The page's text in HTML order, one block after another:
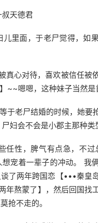
天德君
里面，于老尸觉得，如
真心对待，喜欢被信任被
~~嗯嗯，这种妹子当然是
老尸结婚的时候，她要
妇会不会是小郡主那种类
任性，脾气有点急，不
宠着一辈子的冲动。 我
了两年跨国恋【•••秦皇
熬蒙了】，然后回国找
抢不走的。